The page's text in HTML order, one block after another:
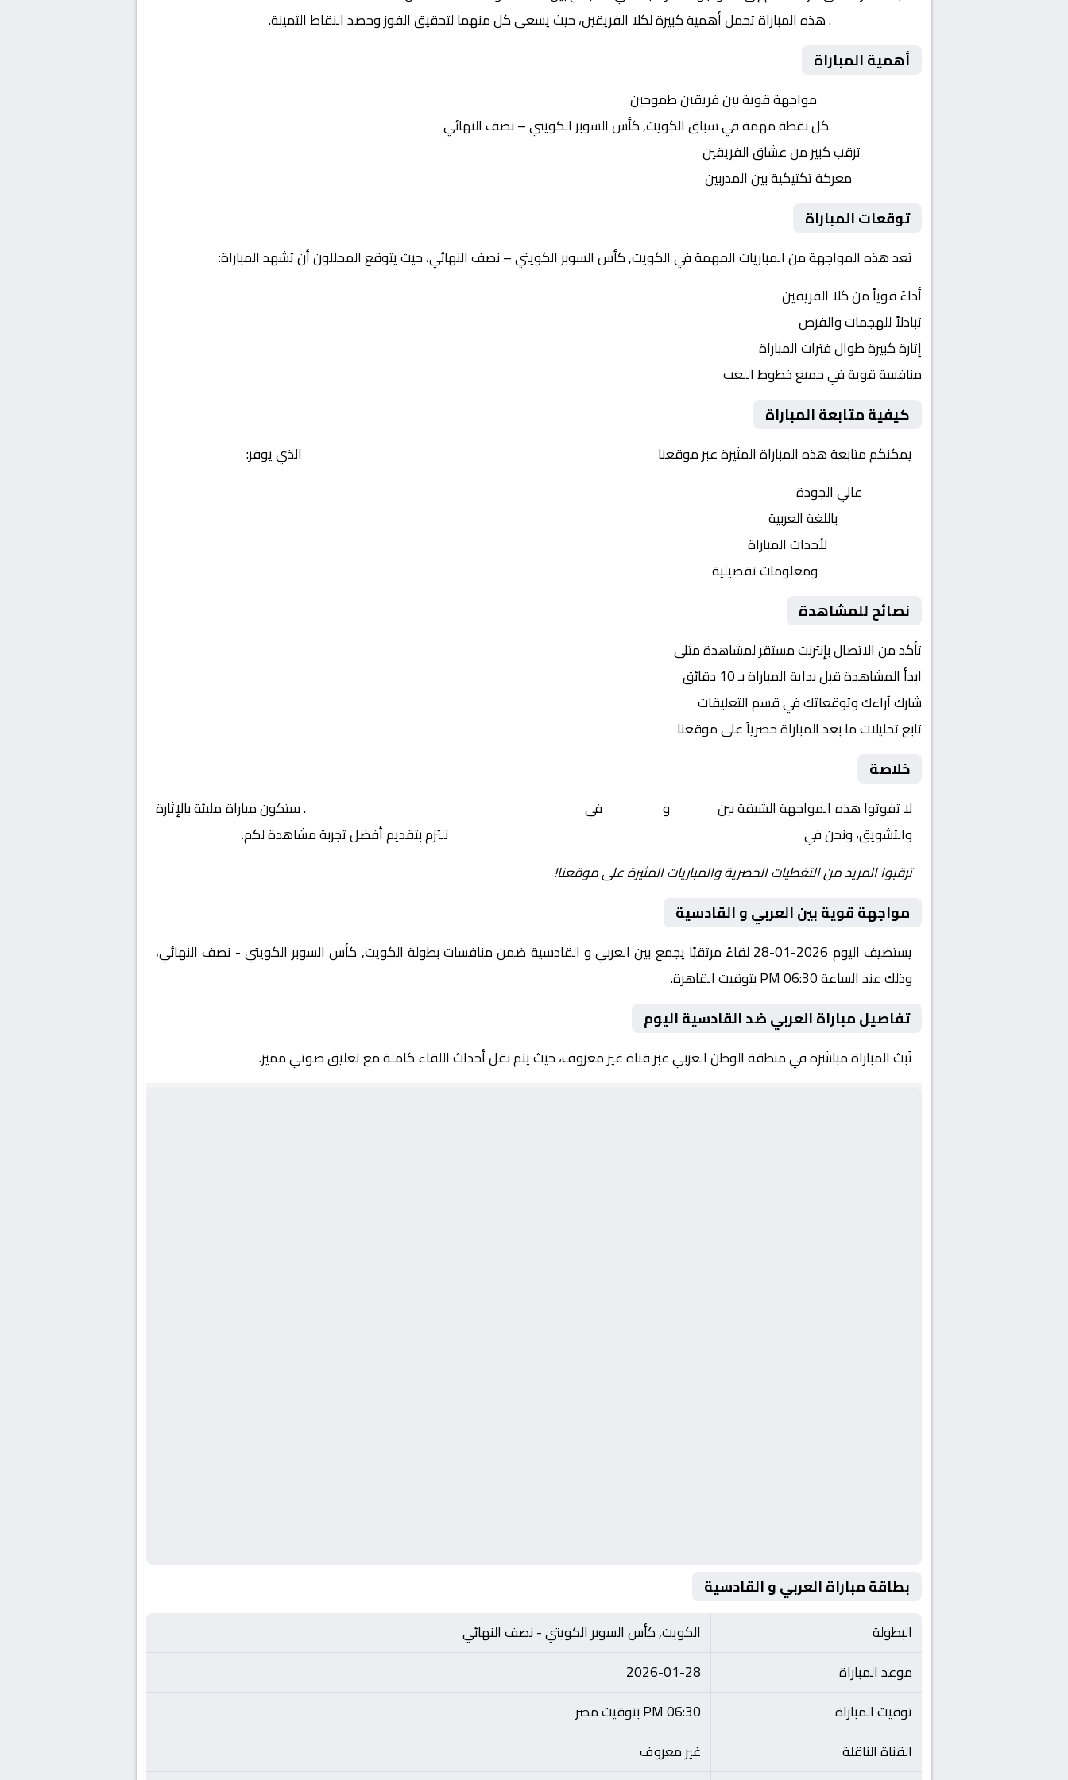
. هذه المباراة تحمل أهمية كبيرة لكلا الفريقين، حيث يسعى كل منهما لتحقيق الفوز وحصد النقاط الثمينة.
أهمية المباراة
مواجهة قوية بين فريقين طموحين
كل نقطة مهمة في سباق الكويت, كأس السوبر الكويتي – نصف النهائي
ترقب كبير من عشاق الفريقين
معركة تكتيكية بين المدربين
توقعات المباراة
تعد هذه المواجهة من المباريات المهمة في الكويت, كأس السوبر الكويتي – نصف النهائي، حيث يتوقع المحللون أن تشهد المباراة:
أداءً قوياً من كلا الفريقين
تبادلاً للهجمات والفرص
إثارة كبيرة طوال فترات المباراة
منافسة قوية في جميع خطوط اللعب
كيفية متابعة المباراة
يمكنكم متابعة هذه المباراة المثيرة عبر موقعنا
الذي يوفر:
عالي الجودة
باللغة العربية
لأحداث المباراة
ومعلومات تفصيلية
نصائح للمشاهدة
تأكد من الاتصال بإنترنت مستقر لمشاهدة مثلى
ابدأ المشاهدة قبل بداية المباراة بـ 10 دقائق
شارك آراءك وتوقعاتك في قسم التعليقات
تابع تحليلات ما بعد المباراة حصرياً على موقعنا
خلاصة
لا تفوتوا هذه المواجهة الشيقة بين والقادسية في
. ستكون مباراة مليئة بالإثارة
والتشويق، ونحن في
نلتزم بتقديم أفضل تجربة مشاهدة لكم.
ترقبوا المزيد من التغطيات الحصرية والمباريات المثيرة على موقعنا!
مواجهة قوية بين العربي و القادسية
يستضيف اليوم 2026-01-28 لقاءً مرتقبًا يجمع بين العربي و القادسية ضمن منافسات بطولة الكويت, كأس السوبر الكويتي - نصف النهائي،
وذلك عند الساعة 06:30 PM بتوقيت القاهرة.
تفاصيل مباراة العربي ضد القادسية اليوم
تُبث المباراة مباشرة في منطقة الوطن العربي عبر قناة غير معروف، حيث يتم نقل أحداث اللقاء كاملة مع تعليق صوتي مميز.
بطاقة مباراة العربي و القادسية
البطولة
الكويت, كأس السوبر الكويتي - نصف النهائي
موعد المباراة
2026-01-28
توقيت المباراة
06:30 PM بتوقيت مصر
القناة الناقلة
غير معروف